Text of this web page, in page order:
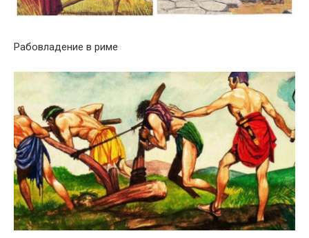
Рабовладение в риме